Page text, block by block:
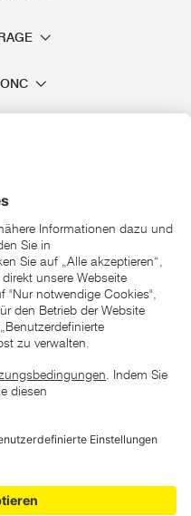
von uns in den letzten 30
Aktion verlangte Preis
auf dieser Website sind die
zu verstehen
Rechte vorbehalten.